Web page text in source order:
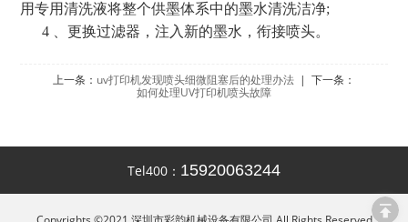
用专用清洗液将整个供墨体系中的墨水清洗洁净;
4 、更换过滤器，注入新的墨水，衔接喷头。
上一条： uv打印机发现喷头细微阻塞后的处理办法 | 下一条：
如何处理UV打印机喷头故障
Tel400： 15920063244